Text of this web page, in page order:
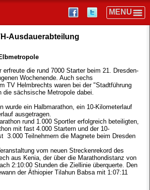
Ausdauerabteilung
erfreute die rund 7000 Starter beim 21. Dresden-
Wochenende. Auch sechs
TV Helmbrechts waren bei der "Stadtführung
die sächsische Metropole dabei.
wurde ein Halbmarathon, ein 10-Kilometerlauf
ausgetragen.
rund 1.000 Sportler erfolgreich beteiligten,
mit fast 4.000 Startern und der 10-
3.000 Teilnehmern die Magnete beim Dresden
vom neuen Streckenrekord des
aus Kenia, der über die Marathondistanz von
2:10:00 Stunden die Ziellinie überquerte. Den
der Äthiopier Tilahun Babsa mit 1:07:11